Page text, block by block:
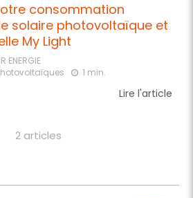
consommation
solaire photovoltaïque et
My Light
ENERGIE
1 min.
Lire l'article
2 articles